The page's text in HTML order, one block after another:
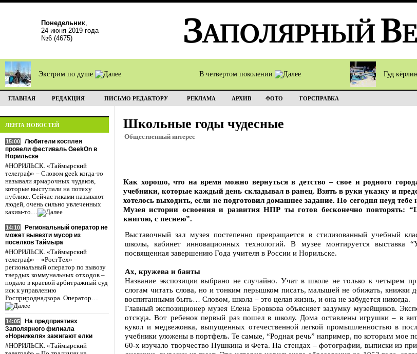
Понедельник,
24 июня 2019 года
№6 (4675)
Экстрим по душе В четвертом поколении Гуд
ГЛАВНАЯ РЕДАКЦИЯ ПИСЬМО РЕДАКТОРУ РЕКЛАМА АРХИВ ФОТО ГОРСПРАВКА
ЛЕНТА НОВОСТЕЙ
15:00
Любители косплея
провели фестиваль GeekOn в
Норильске
#НОРИЛЬСК. «Таймырский
телеграф» – Словом geek когда-то
называли ярмарочных чудаков,
которые выступали на потеху
публике. Сейчас гиками называют
людей, очень сильно увлеченных
каким-то…
14:10
Региональный оператор не
может вывезти мусор из
поселков Таймыра
#НОРИЛЬСК. «Таймырский
телеграф» – «РостТех» –
региональный оператор по вывозу
твердых коммунальных отходов –
подало в краевой арбитражный суд
иск к управлению
Росприроднадзора. Оператор…
14:05
На предприятиях
Заполярного филиала
«Норникеля» зажигают елки
#НОРИЛЬСК. «Таймырский
Школьные годы чудесные
Общественный интерес
Как хорошо, что на время можно вернуться в детство – свое и родного
учебники, которые каждый день складывал в ранец. Взять в руки указку и
хотелось выходить, если не подготовил домашнее задание. Но сегодня неуд тебе
Музея истории освоения и развития НПР ты готов бесконечно
книгою, с песнею”.
Выставочный зал музея постепенно превращается в стилизованный учебный
школы, кабинет инновационных технологий. В музее монтируется выставка
посвященная завершению Года учителя в России и Норильске.
Ах, кружева и банты
Название экспозиции выбрано не случайно. Учат в школе не только к четырем
слогам читать слова, но и тонким перышком писать, малышей не обижать, книжки
воспитанными быть… Словом, школа – это целая жизнь, и она не забудется никогда.
Главный экспозиционер музея Елена Бровкова объясняет задумку музейщиков.
отсюда. Вот ребенок первый раз пошел в школу. Дома оставлены игрушки – в
кукол и медвежонка, выпущенных отечественной легкой промышленностью в
учебники уложены в портфель. Те самые, “Родная речь” например, по которым мое
60-х изучало творчество Пушкина и Фета. На стендах – фотографии, выписки из